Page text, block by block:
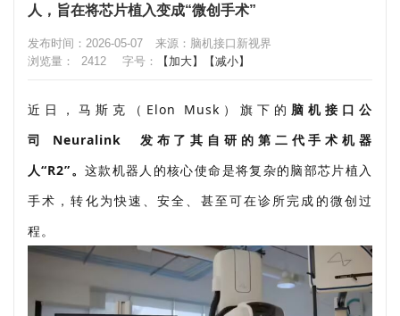
人，旨在将芯片植入变成“微创手术”
发布时间：2026-05-07
来源：脑机接口新视界
浏览量：
2412 字号： 【加大】 【减小】
近日，马斯克（Elon Musk）旗下的 脑机接口公
司 Neuralink 发布了其自研的第二代手术机器
人“R2”。这款机器人的核心使命是将复杂的脑部芯片植入
手术，转化为快速、安全、甚至可在诊所完成的微创过
程。